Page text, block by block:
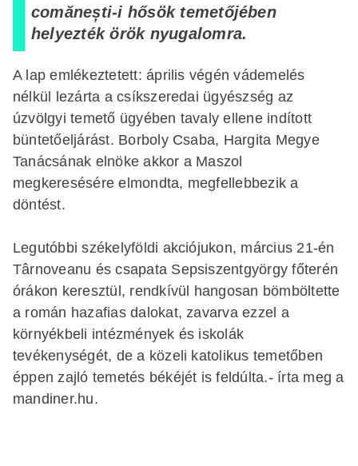
comănești-i hősök temetőjében
helyezték örök nyugalomra.
A lap emlékeztetett: április végén vádemelés
nélkül lezárta a csíkszeredai ügyészség az
úzvölgyi temető ügyében tavaly ellene indított
büntetőeljárást. Borboly Csaba, Hargita Megye
Tanácsának elnöke akkor a Maszol
megkeresésére elmondta, megfellebbezik a
döntést.
Legutóbbi székelyföldi akciójukon, március 21-én
Târnoveanu és csapata Sepsiszentgyörgy főterén
órákon keresztül, rendkívül hangosan bömböltette
a román hazafias dalokat, zavarva ezzel a
környékbeli intézmények és iskolák
tevékenységét, de a közeli katolikus temetőben
éppen zajló temetés békéjét is feldúlta.- írta meg a
mandiner.hu.